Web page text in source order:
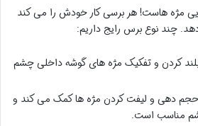
مژه هاست! هر برسی کار خودش را می کند
چند نوع برس رایج داریم:
کردن و تفکیک مژه های گوشه داخلی چشم
دهی و لیفت کردن مژه ها کمک می کند و
مناسب است.